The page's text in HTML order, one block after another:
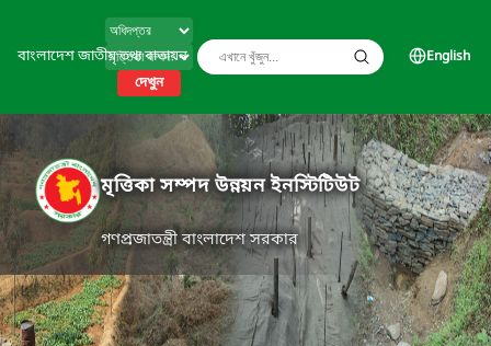
বাংলাদেশ জাতীয় তথ্য বাতায়ন
দেখুন
English
মৃত্তিকা সম্পদ উন্নয়ন ইনস্টিটিউট
গণপ্রজাতন্ত্রী বাংলাদেশ সরকার